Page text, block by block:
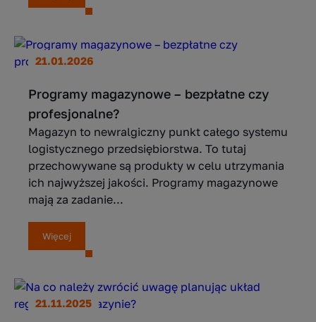
21.01.2026
Programy magazynowe – bezpłatne czy
profesjonalne?
Magazyn to newralgiczny punkt całego systemu
logistycznego przedsiębiorstwa. To tutaj
przechowywane są produkty w celu utrzymania
ich najwyższej jakości. Programy magazynowe
mają za zadanie...
Więcej
21.11.2025